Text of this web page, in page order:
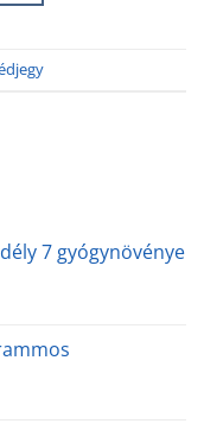
7 gyógynövénye